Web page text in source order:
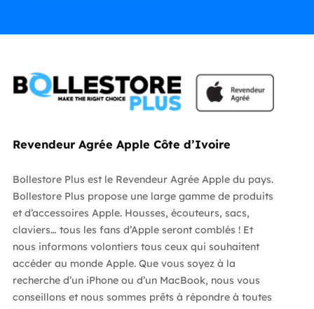
Revendeur Agrée Apple Côte d’Ivoire
Bollestore Plus est le Revendeur Agrée Apple du pays.
Bollestore Plus propose une large gamme de produits
et d’accessoires Apple. Housses, écouteurs, sacs,
claviers… tous les fans d’Apple seront comblés ! Et
nous informons volontiers tous ceux qui souhaitent
accéder au monde Apple. Que vous soyez à la
recherche d’un iPhone ou d’un MacBook, nous vous
conseillons et nous sommes prêts à répondre à toutes